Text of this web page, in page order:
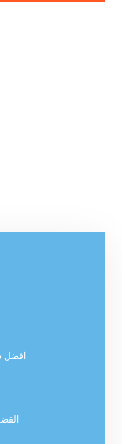
افضل